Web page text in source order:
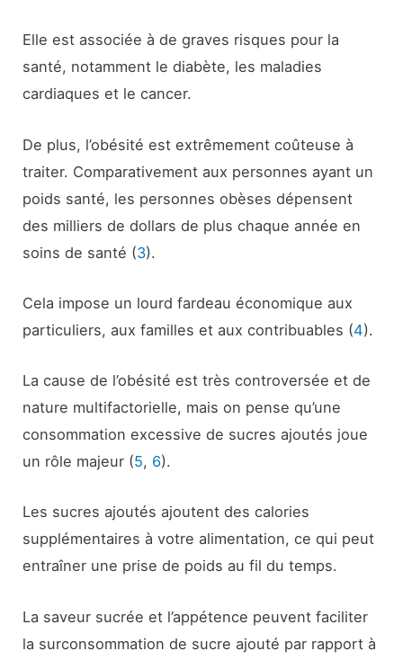
Elle est associée à de graves risques pour la
santé, notamment le diabète, les maladies
cardiaques et le cancer.
De plus, l’obésité est extrêmement coûteuse à
traiter. Comparativement aux personnes ayant un
poids santé, les personnes obèses dépensent
des milliers de dollars de plus chaque année en
soins de santé (3).
Cela impose un lourd fardeau économique aux
particuliers, aux familles et aux contribuables (4).
La cause de l’obésité est très controversée et de
nature multifactorielle, mais on pense qu’une
consommation excessive de sucres ajoutés joue
un rôle majeur (5, 6).
Les sucres ajoutés ajoutent des calories
supplémentaires à votre alimentation, ce qui peut
entraîner une prise de poids au fil du temps.
La saveur sucrée et l’appétence peuvent faciliter
la surconsommation de sucre ajouté par rapport à